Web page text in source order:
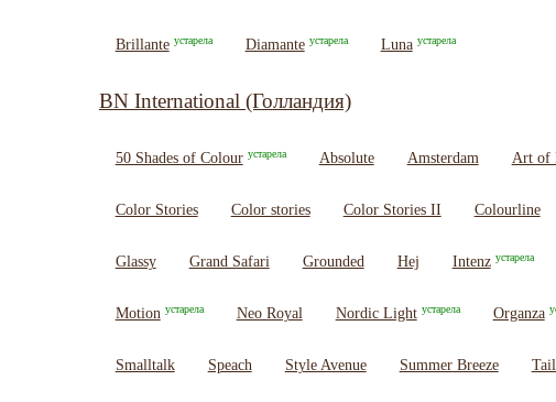
Brillante устарела Diamante устарела Luna устарела
BN International (Голландия)
50 Shades of Colour устарела Absolute Amsterdam Art of
Color Stories Color stories Color Stories II Colourline
Glassy Grand Safari Grounded Hej Intenz устарела
Motion устарела Neo Royal Nordic Light устарела Organza
Smalltalk Speach Style Avenue Summer Breeze